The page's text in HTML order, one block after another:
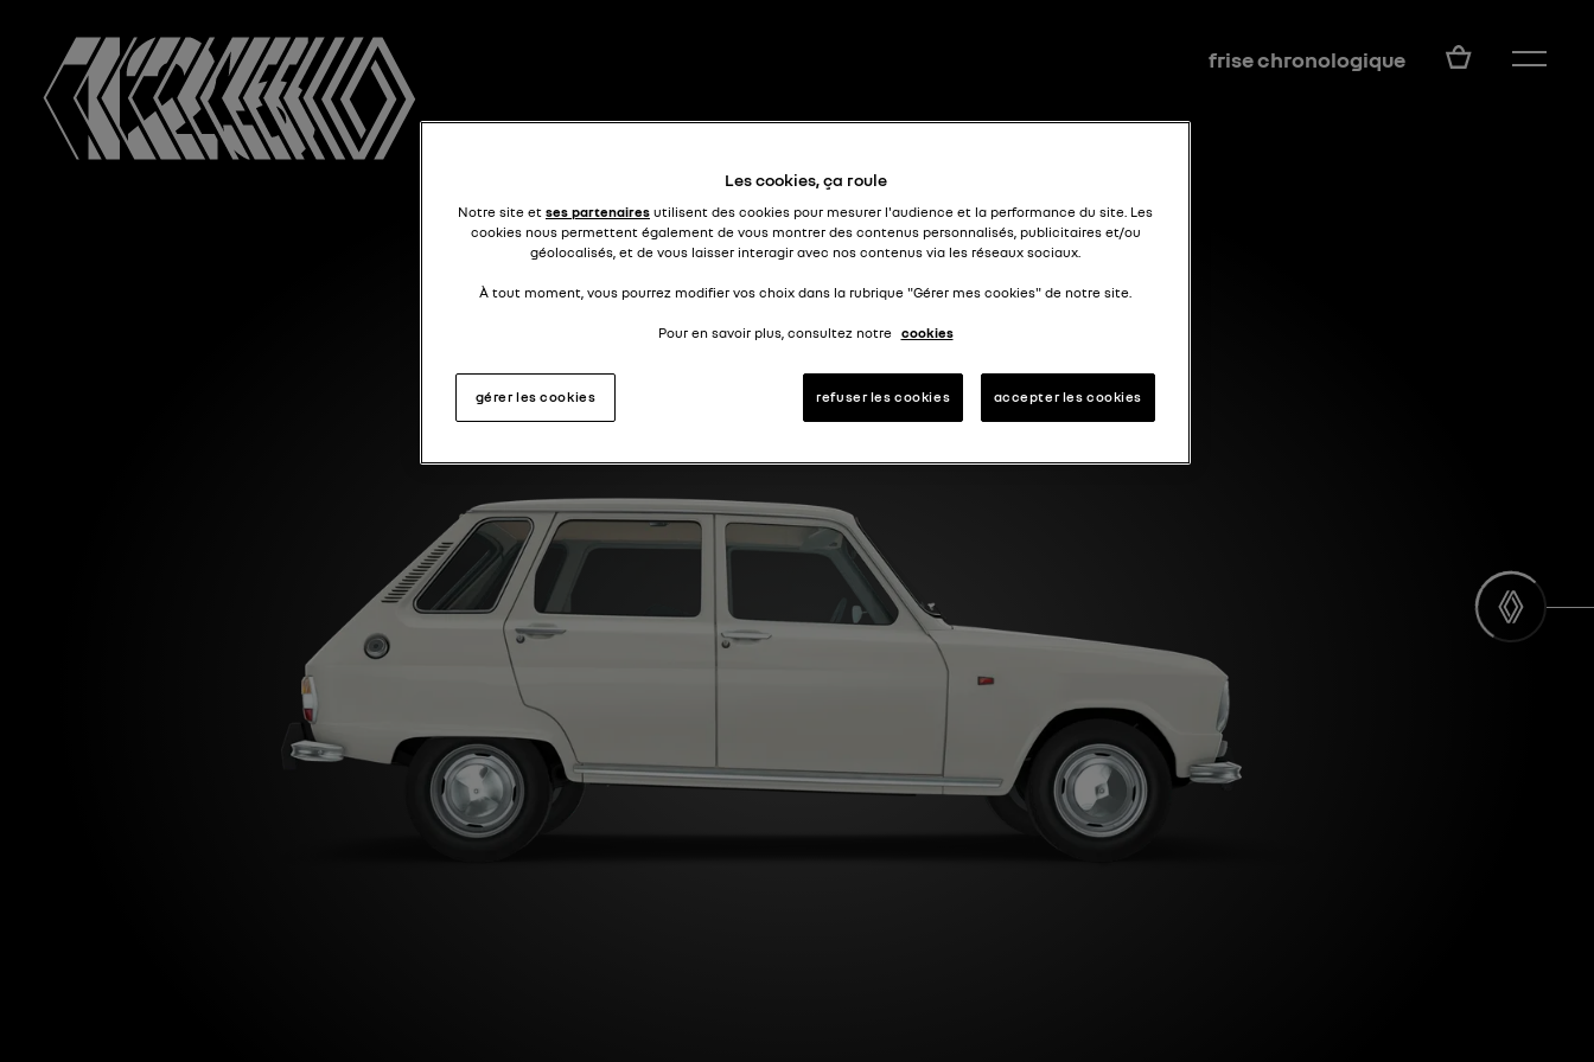
frise chronologique FR
Type A
R6
Les cookies, ça roule
Notre site et ses partenaires utilisent des cookies pour mesurer l'audience et la performance du site. Les
cookies nous permettent également de vous montrer des contenus personnalisés, publicitaires et/ou
géolocalisés, et de vous laisser interagir avec nos contenus via les réseaux sociaux.
À tout moment, vous pourrez modifier vos choix dans la rubrique "Gérer mes cookies" de notre site.
Pour en savoir plus, consultez notre cookies
gérer les cookies refuser les cookies accepter les cookies